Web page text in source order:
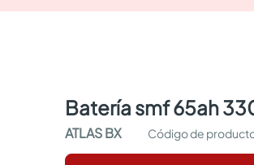
batería smf 65ah
ATLAS BX